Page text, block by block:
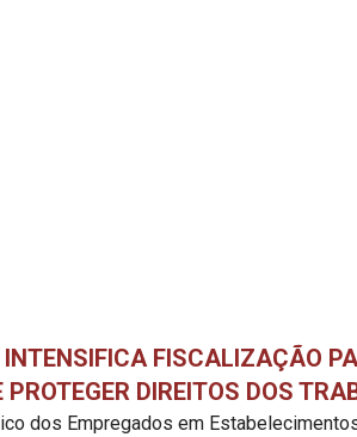
INTENSIFICA FISCALIZAÇÃO
PROTEGER DIREITOS DOS
dos Empregados em